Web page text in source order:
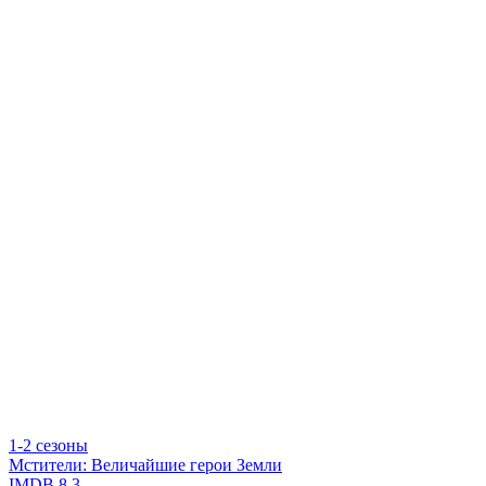
1-2 сезоны
Мстители: Величайшие герои Земли